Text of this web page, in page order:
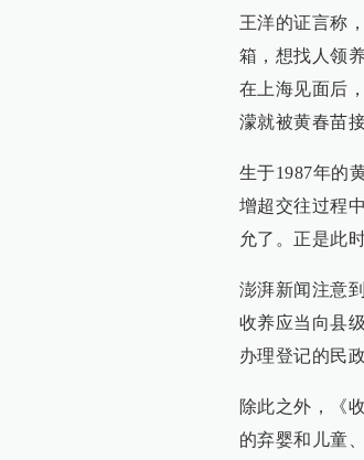
王洋的证言称
箱，想找人领
在上海见面后
濛就被黄春苗
生于1987年的
增超交往过程
允了。正是此
澎湃新闻注意
收养应当向县
办理登记的民
除此之外，《
的弃婴和儿童